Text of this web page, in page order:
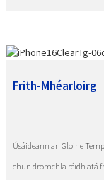
Frith-Mhéarloirg
Úsáideann an Gloine
chun dromchla réidh atá